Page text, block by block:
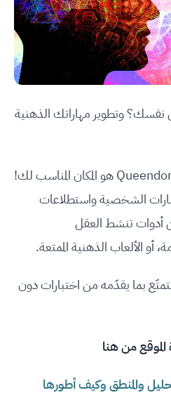
نفسك؟ وتطوير مهاراتك الذهنية
إن كان جوابك نعم فموقع Queendom هو المكان المناسب لك!
الشخصية واستطلاعات
أدوات تنشط العقل
أو الألعاب الذهنية الممتعة.
بما يقدّمه من اختبارات دون
الموقع منهنا
والمنطق وكيف أطورها